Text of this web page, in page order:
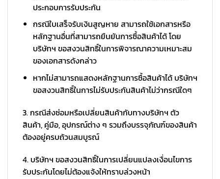
ประกอบการรับประกัน
กรณีใบเสร็จรับเงินสูญหาย สามารถใช้เอกสารหรือ
หลักฐานอื่นที่สามารถยืนยันการซื้อสินค้าได้ โดย
บริษัทฯ ขอสงวนสิทธิ์ในการพิจารณาความเหมาะสม
ของเอกสารดังกล่าว
หากไม่สามารถแสดงหลักฐานการซื้อสินค้าได้ บริษัทฯ
ขอสงวนสิทธิ์ในการไม่รับประกันสินค้าไม่ว่ากรณีใดๆ
3. กรณีส่งซ่อมหรือเปลี่ยนสินค้ากับทางบริษัทฯ ตัว
สินค้า, คู่มือ, อุปกรณ์ต่าง ๆ รวมถึงบรรจุภัณฑ์ของสินค้า
ต้องอยู่ครบถ้วนสมบูรณ์
4. บริษัทฯ ขอสงวนสิทธิ์ในการเปลี่ยนแปลงเงื่อนไขการ
รับประกันโดยไม่ต้องแจ้งให้ทราบล่วงหน้า